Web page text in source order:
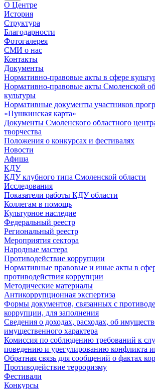
О Центре
История
Структура
Благодарности
Фотогалерея
СМИ о нас
Контакты
Документы
Нормативно-правовые акты в сфере
Нормативно-правовые акты Смоленской
культуры
Нормативные документы участников
«Пушкинская карта»
Документы Смоленского областного
творчества
Положения о конкурсах и фестивалях
Новости
Афиша
КДУ
КДУ клубного типа Смоленской области
Исследования
Показатели работы КДУ области
Коллегам в помощь
Культурное наследие
Федеральный реестр
Региональный реестр
Мероприятия сектора
Народные мастера
Противодействие коррупции
Нормативные правовые и иные акты в
противодействия коррупции
Методические материалы
Антикоррупционная экспертиза
Формы документов, связанных с
коррупции, для заполнения
Сведения о доходах, расходах, об
имущественного характера
Комиссия по соблюдению требований к
поведению и урегулированию конфликта
Обратная связь для сообщений о фактах
Противодействие терроризму
Фестивали
Конкурсы